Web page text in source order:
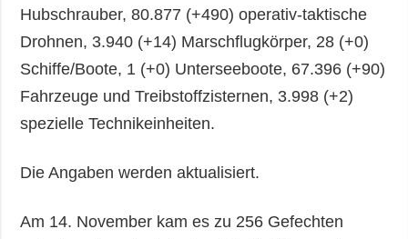
Hubschrauber, 80.877 (+490) operativ-taktische
Drohnen, 3.940 (+14) Marschflugkörper, 28 (+0)
Schiffe/Boote, 1 (+0) Unterseeboote, 67.396 (+90)
Fahrzeuge und Treibstoffzisternen, 3.998 (+2)
spezielle Technikeinheiten.
Die Angaben werden aktualisiert.
Am 14. November kam es zu 256 Gefechten